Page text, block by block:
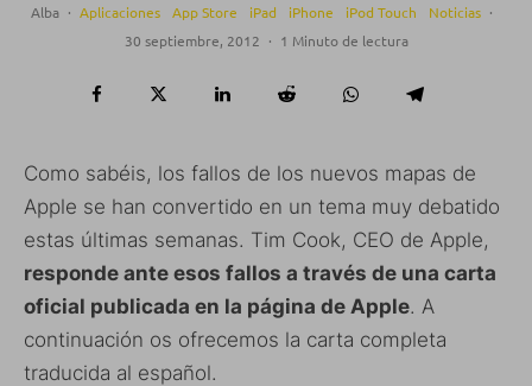
Alba · Aplicaciones App Store iPad iPhone iPod Touch Noticias ·
30 septiembre, 2012 · 1 Minuto de lectura
Como sabéis, los fallos de los nuevos mapas de
Apple se han convertido en un tema muy debatido
estas últimas semanas. Tim Cook, CEO de Apple,
responde ante esos fallos a través de una carta
oficial publicada en la página de Apple. A
continuación os ofrecemos la carta completa
traducida al español.